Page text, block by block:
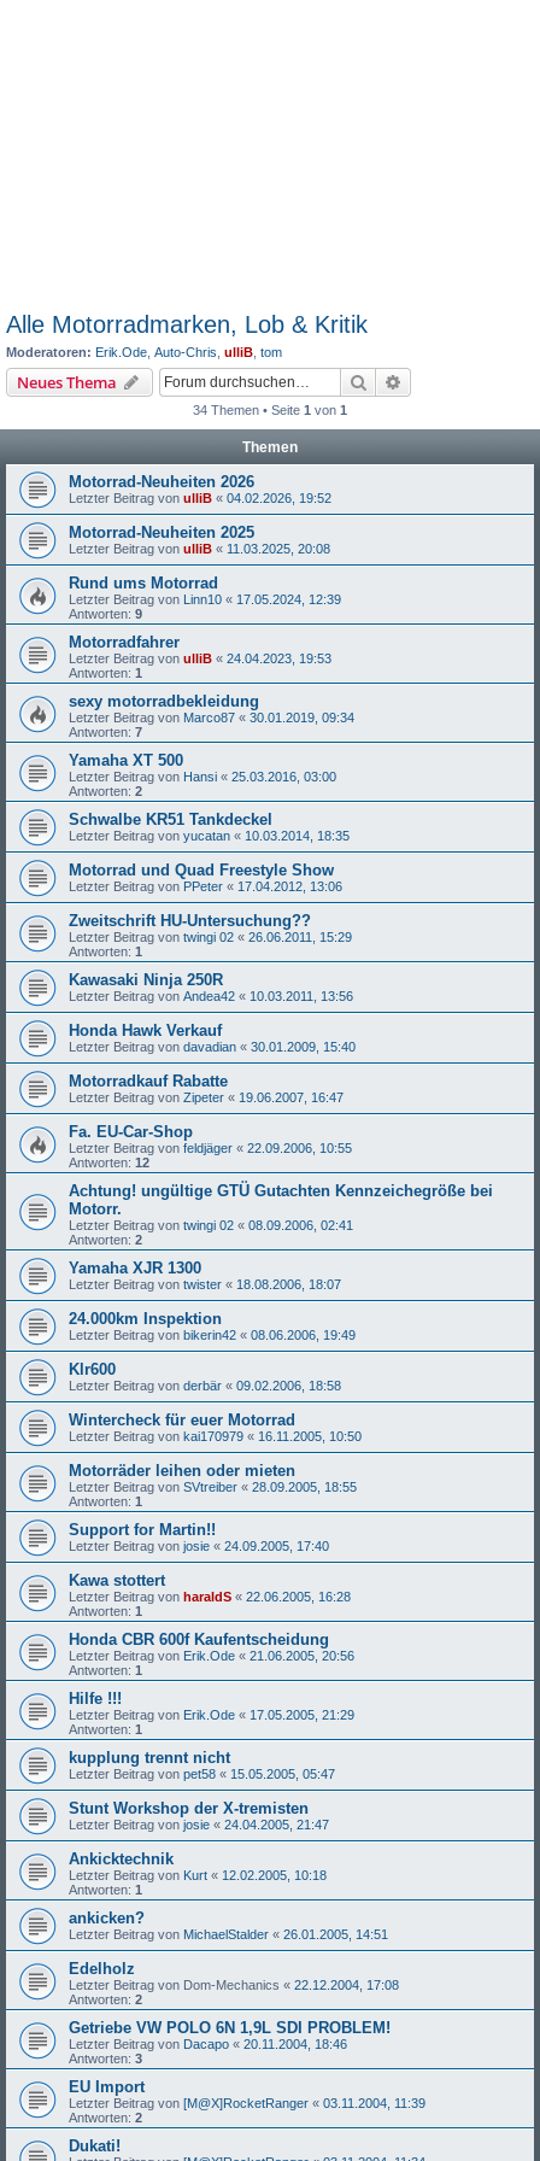
Alle Motorradmarken, Lob & Kritik
Moderatoren: Erik.Ode Auto-Chris ulliB tom
Neues Thema Suche
34 Themen • Seite 1 von 1
Themen
Motorrad-Neuheiten 2026
Letzter Beitrag von ulliB « 04.02.2026, 19:52
Motorrad-Neuheiten 2025
Letzter Beitrag von ulliB « 11.03.2025, 20:08
Rund ums Motorrad
Letzter Beitrag von Linn10 « 17.05.2024, 12:39
Antworten: 9
Motorradfahrer
Letzter Beitrag von ulliB « 24.04.2023, 19:53
Antworten: 1
sexy motorradbekleidung
Letzter Beitrag von Marco87 « 30.01.2019, 09:34
Antworten: 7
Yamaha XT 500
Letzter Beitrag von Hansi « 25.03.2016, 03:00
Antworten: 2
Schwalbe KR51 Tankdeckel
Letzter Beitrag von yucatan « 10.03.2014, 18:35
Motorrad und Quad Freestyle Show
Letzter Beitrag von PPeter « 17.04.2012, 13:06
Zweitschrift HU-Untersuchung??
Letzter Beitrag von twingi 02 « 26.06.2011, 15:29
Antworten: 1
Kawasaki Ninja 250R
Letzter Beitrag von Andea42 « 10.03.2011, 13:56
Honda Hawk Verkauf
Letzter Beitrag von davadian « 30.01.2009, 15:40
Motorradkauf Rabatte
Letzter Beitrag von Zipeter « 19.06.2007, 16:47
Fa. EU-Car-Shop
Letzter Beitrag von feldjäger « 22.09.2006, 10:55
Antworten: 12
Achtung! ungültige GTÜ Gutachten Kennzeichegröße bei
Motorr.
Letzter Beitrag von twingi 02 « 08.09.2006, 02:41
Antworten: 2
Yamaha XJR 1300
Letzter Beitrag von twister « 18.08.2006, 18:07
24.000km Inspektion
Letzter Beitrag von bikerin42 « 08.06.2006, 19:49
Klr600
Letzter Beitrag von derbär « 09.02.2006, 18:58
Wintercheck für euer Motorrad
Letzter Beitrag von kai170979 « 16.11.2005, 10:50
Motorräder leihen oder mieten
Letzter Beitrag von SVtreiber « 28.09.2005, 18:55
Antworten: 1
Support for Martin!!
Letzter Beitrag von josie « 24.09.2005, 17:40
Kawa stottert
Letzter Beitrag von haraldS « 22.06.2005, 16:28
Antworten: 1
Honda CBR 600f Kaufentscheidung
Letzter Beitrag von Erik.Ode « 21.06.2005, 20:56
Antworten: 1
Hilfe !!!
Letzter Beitrag von Erik.Ode « 17.05.2005, 21:29
Antworten: 1
kupplung trennt nicht
Letzter Beitrag von pet58 « 15.05.2005, 05:47
Stunt Workshop der X-tremisten
Letzter Beitrag von josie « 24.04.2005, 21:47
Ankicktechnik
Letzter Beitrag von Kurt « 12.02.2005, 10:18
Antworten: 1
ankicken?
Letzter Beitrag von MichaelStalder « 26.01.2005, 14:51
Edelholz
Letzter Beitrag von Dom-Mechanics « 22.12.2004, 17:08
Antworten: 2
Getriebe VW POLO 6N 1,9L SDI PROBLEM!
Letzter Beitrag von Dacapo « 20.11.2004, 18:46
Antworten: 3
EU Import
Letzter Beitrag von [M@X]RocketRanger « 03.11.2004, 11:39
Antworten: 2
Dukati!